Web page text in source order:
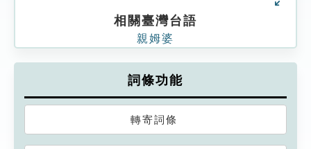
相關臺灣台語
親姆婆
詞條功能
轉寄詞條